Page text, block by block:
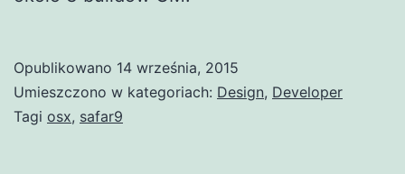
Opublikowano 14 września, 2015
Umieszczono w kategoriach: Design, Developer
Tagi osx, safar9